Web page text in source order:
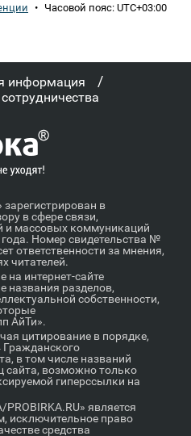
• Часовой пояс: UTC+03:00
информация /
в
в сфере связи,
и массовых коммуникаций
Номер свидетельства №
ответственности за мнения,
читателей.
интернет-сайте
названия разделов,
собственности,
АйТи».
цитирование в порядке,
Гражданского
в том числе названий
сайта, возможно только
гиперссылки на
является
исключительное право
средства